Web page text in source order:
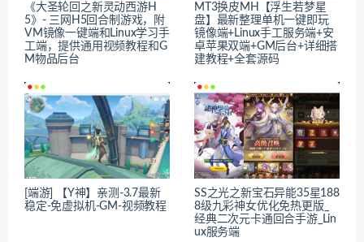
《大圣轮回之新灵动西游H
5》- 三网H5回合制游戏，附
VM镜像一键端和Linux学习手
工端，提供通用视频教程和G
M物品后台
MT3换皮MH【浮生若梦星
盘】最新整理单机一键即玩
镜像端+Linux手工服务端+安
卓苹果双端+GM后台+详细搭
建教程+全套源码
[端游] 【Y神】亲测-3.7最新
稳定-免虚拟机-GM-视频教程
SS之光之新宝石异能35星188
8级九彩神女优化免热更版_
经典二次元卡通回合手游_Lin
ux服务端